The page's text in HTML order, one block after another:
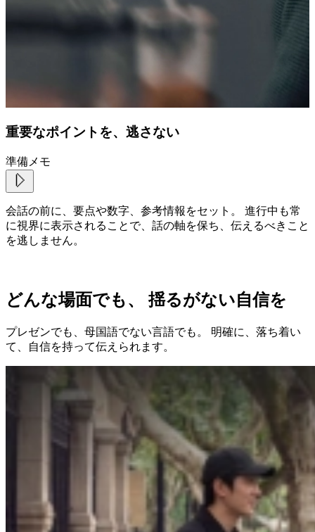
重要なポイントを、逃さない
準備メモ
会話の前に、要点や数字、参考情報をセット。 進行中も常
に視界に表示されることで、話の軸を保ち、伝えるべきこと
を逃しません。
どんな場面でも、 揺るがない自信を
プレゼンでも、母国語でない言語でも。 明確に、落ち着い
て、自信を持って伝えられます。